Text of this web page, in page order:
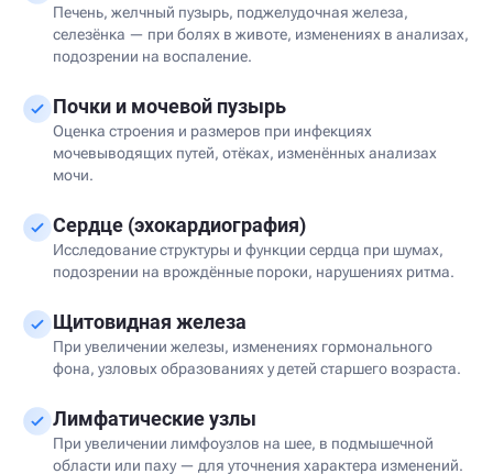
Печень, желчный пузырь, поджелудочная железа,
селезёнка — при болях в животе, изменениях в анализах,
подозрении на воспаление.
Почки и мочевой пузырь
Оценка строения и размеров при инфекциях
мочевыводящих путей, отёках, изменённых анализах
мочи.
Сердце (эхокардиография)
Исследование структуры и функции сердца при шумах,
подозрении на врождённые пороки, нарушениях ритма.
Щитовидная железа
При увеличении железы, изменениях гормонального
фона, узловых образованиях у детей старшего возраста.
Лимфатические узлы
При увеличении лимфоузлов на шее, в подмышечной
области или паху — для уточнения характера изменений.